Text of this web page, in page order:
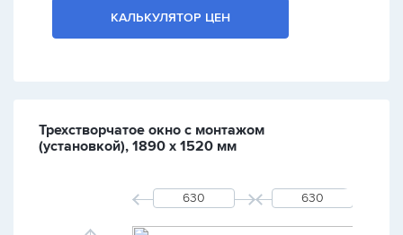
КАЛЬКУЛЯТОР ЦЕН
Трехстворчатое окно с монтажом
(установкой), 1890 х 1520 мм